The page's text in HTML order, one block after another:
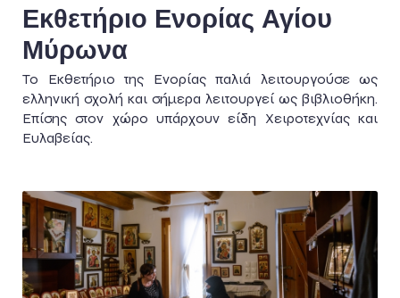
Εκθετήριο Ενορίας Αγίου
Μύρωνα
Το Εκθετήριο της Ενορίας παλιά λειτουργούσε ως
ελληνική σχολή και σήμερα λειτουργεί ως βιβλιοθήκη.
Επίσης στον χώρο υπάρχουν είδη Χειροτεχνίας και
Ευλαβείας.